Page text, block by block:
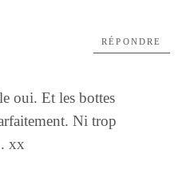
oui. Et les bottes
Ni trop
xx
RÉPONDRE